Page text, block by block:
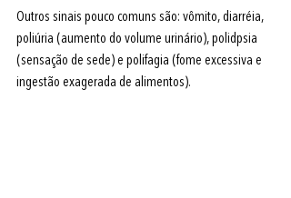
Outros sinais pouco comuns são: vômito, diarréia,
poliúria (aumento do volume urinário), polidpsia
(sensação de sede) e polifagia (fome excessiva e
ingestão exagerada de alimentos).